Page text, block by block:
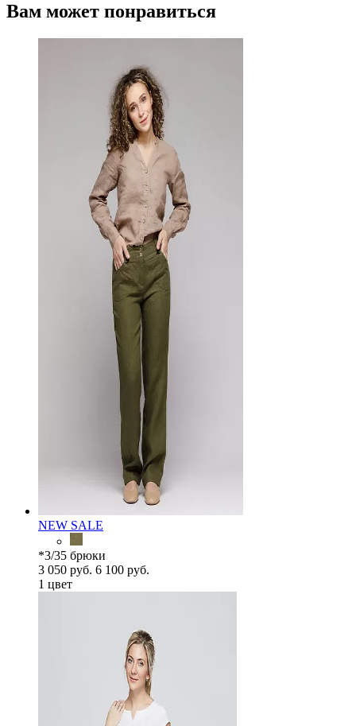
Вам может понравиться
NEW SALE
*3/35 брюки
3 050 руб. 6 100 руб.
1 цвет